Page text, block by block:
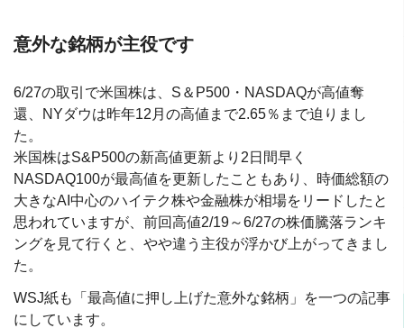
意外な銘柄が主役です
6/27の取引で米国株は、S＆P500・NASDAQが高値奪
還、NYダウは昨年12月の高値まで2.65％まで迫りまし
た。
米国株はS&P500の新高値更新より2日間早く
NASDAQ100が最高値を更新したこともあり、時価総額の
大きなAI中心のハイテク株や金融株が相場をリードしたと
思われていますが、前回高値2/19～6/27の株価騰落ランキ
ングを見て行くと、やや違う主役が浮かび上がってきまし
た。
WSJ紙も「最高値に押し上げた意外な銘柄」を一つの記事
にしています。